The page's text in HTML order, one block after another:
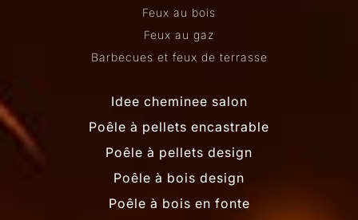
Feux au bois
Feux au gaz
Barbecues et feux de terrasse
Idee cheminee salon
Poêle à pellets encastrable
Poêle à pellets design
Poêle à bois design
Poêle à bois en fonte